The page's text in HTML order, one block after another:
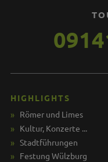
HIGHLIGHTS
Römer und Limes
Kultur, Konzerte ...
Stadtführungen
Festung Wülzburg